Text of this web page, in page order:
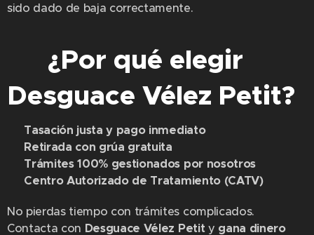
sido dado de baja correctamente.
¿Por qué elegir
Desguace Vélez Petit?
Tasación justa y pago inmediato💰
Retirada con grúa gratuita
Trámites 100% gestionados por nosotros📑
Centro Autorizado de Tratamiento (CATV)♻
No pierdas tiempo con trámites complicados.
Contacta con Desguace Vélez Petit y gana dinero